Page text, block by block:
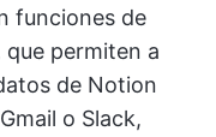
funciones de
permiten a
de Notion
o Slack,